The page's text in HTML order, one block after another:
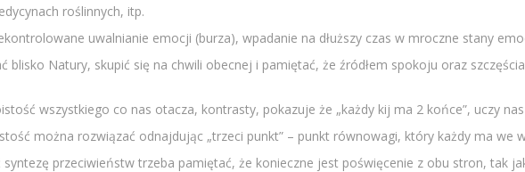
roślinnych, itp.
uwalnianie emocji (burza), wpadanie na dłuższy czas w mroczne stany
blisko Natury, skupić się na chwili obecnej i pamiętać, że źródłem spokoju oraz
wszystkiego co nas otacza, kontrasty, pokazuje że „każdy kij ma 2 końce”, uczy
można rozwiązać odnajdując „trzeci punkt” – punkt równowagi, który każdy ma we
syntezę przeciwieństw trzeba pamiętać, że konieczne jest poświęcenie z obu stron, tak